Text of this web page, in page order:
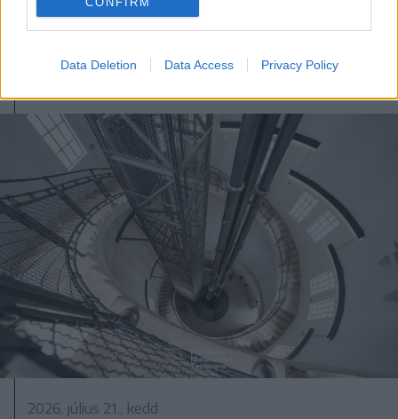
Data Deletion Data Access Privacy Policy
2026. július 21., kedd